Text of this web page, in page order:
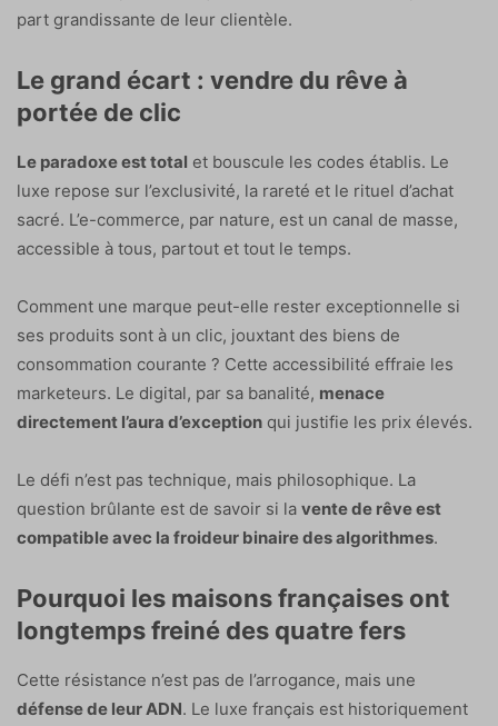
part grandissante de leur clientèle.
Le grand écart : vendre du rêve à
portée de clic
Le paradoxe est total et bouscule les codes établis. Le
luxe repose sur l’exclusivité, la rareté et le rituel d’achat
sacré. L’e-commerce, par nature, est un canal de masse,
accessible à tous, partout et tout le temps.
Comment une marque peut-elle rester exceptionnelle si
ses produits sont à un clic, jouxtant des biens de
consommation courante ? Cette accessibilité effraie les
marketeurs. Le digital, par sa banalité, menace
directement l’aura d’exception qui justifie les prix élevés.
Le défi n’est pas technique, mais philosophique. La
question brûlante est de savoir si la vente de rêve est
compatible avec la froideur binaire des algorithmes.
Pourquoi les maisons françaises ont
longtemps freiné des quatre fers
Cette résistance n’est pas de l’arrogance, mais une
défense de leur ADN. Le luxe français est historiquement